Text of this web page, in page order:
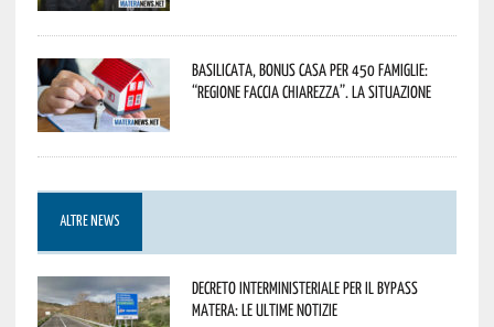
Basilicata, Bonus casa per 450 famiglie:
“Regione faccia chiarezza”. La situazione
ALTRE NEWS
Decreto interministeriale per il Bypass
Matera: le ultime notizie